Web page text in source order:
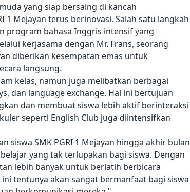
yang siap bersaing di kancah
1 Mejayan terus berinovasi. Salah satu langkah
program bahasa Inggris intensif yang
kerjasama dengan Mr. Frans, seorang
diberikan kesempatan emas untuk
langsung.
kelas, namun juga melibatkan berbagai
dan language exchange. Hal ini bertujuan
dan membuat siswa lebih aktif berinteraksi
seperti English Club juga diintensifkan
siswa SMK PGRI 1 Mejayan hingga akhir bulan
yang tak terlupakan bagi siswa. Dengan
lebih banyak untuk berlatih berbicara
tentunya akan sangat bermanfaat bagi siswa